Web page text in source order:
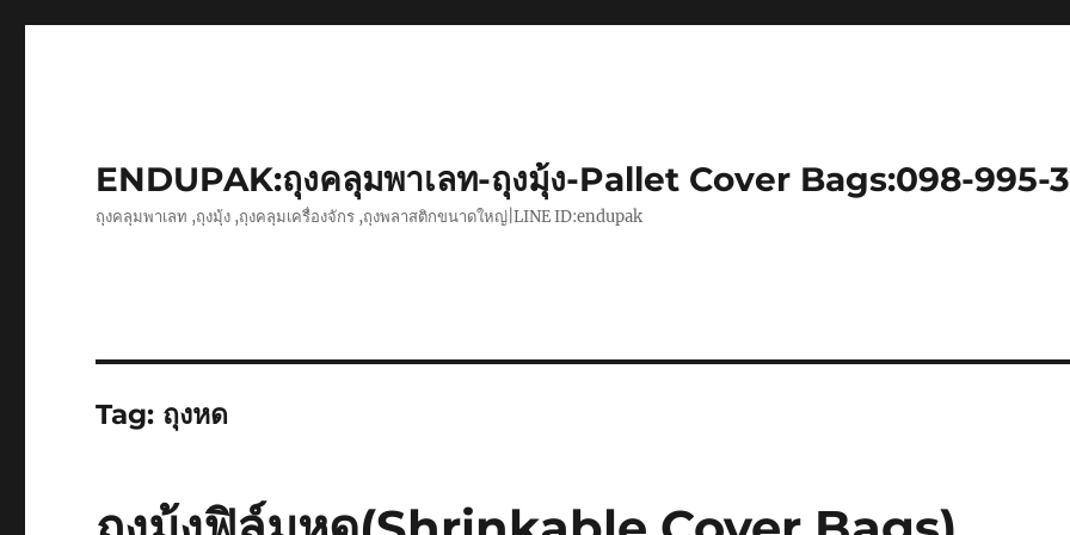
ENDUPAK:ถุงคลุมพาเลท-ถุงมุ้ง-Pallet Cover Bags:098-995-
ถุงคลุมพาเลท ,ถุงมุ้ง ,ถุงคลุมเครื่องจักร ,ถุงพลาสติกขนาดใหญ่|LINE ID:endupak
Tag: ถุงหด